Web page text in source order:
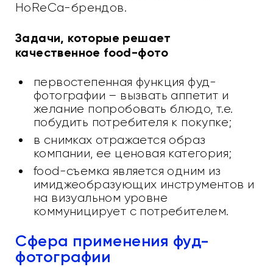
HoReCa-брендов.
Задачи, которые решает
качественное food-фото
первостепенная функция фуд-
фотографии – вызвать аппетит и
желание попробовать блюдо, т.е.
побудить потребителя к покупке;
в снимках отражается образ
компании, ее ценовая категория;
food-съемка является одним из
имиджеобразующих инструментов и
на визуальном уровне
коммуницирует с потребителем.
Сфера применения фуд-
фотографии